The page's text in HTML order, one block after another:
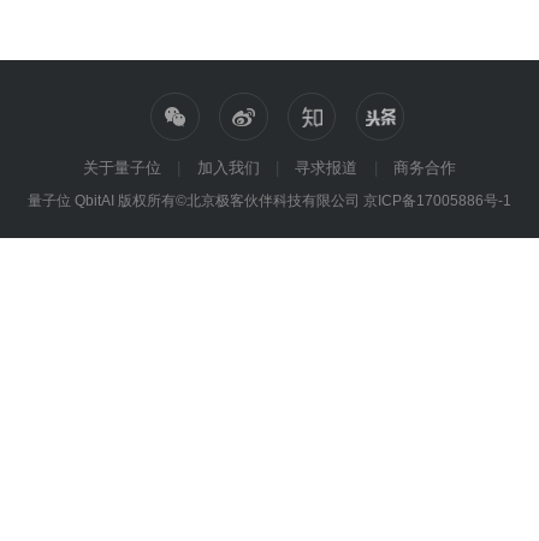
关于量子位 加入我们 寻求报道
商务合作
量子位 QbitAI 版权所有©北京极客伙伴科技有限公司 京ICP备17005886号-1